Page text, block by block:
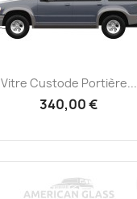
Vitre Custode Portière...
340,00 €